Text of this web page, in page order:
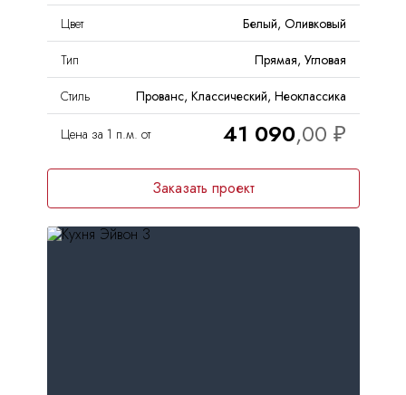
Цвет
Белый, Оливковый
Тип
Прямая, Угловая
Стиль
Прованс, Классический, Неоклассика
Цена за 1 п.м. от 41 090
Заказать проект